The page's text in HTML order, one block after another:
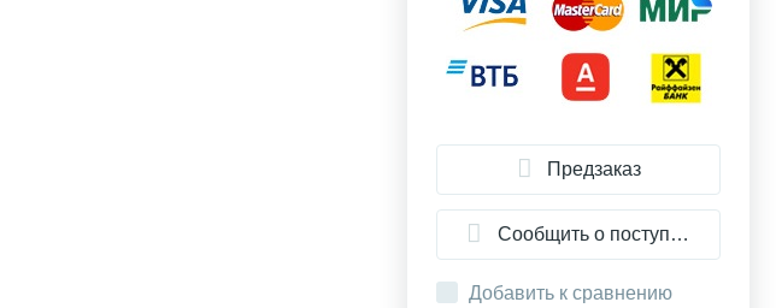
Предзаказ
Сообщить о поступлении
Добавить к сравнению